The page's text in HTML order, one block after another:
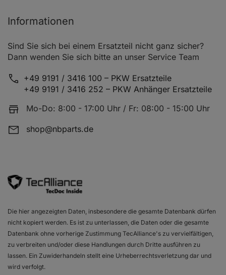
Bezeichnung
MERCEDES-BENZ VIANO (W639)
MERCEDES-BENZ VIANO (W639)
MERCEDES-BENZ VIANO (W639)
CDI
MERCEDES-BENZ VIANO (W639)
CDI
MERCEDES-BENZ VIANO (W639)
MERCEDES-BENZ VIANO (W639)
Informationen
Sind Sie sich bei einem Ersatzteil nicht ganz sicher?
Dann wenden Sie sich bitte an unser Service Team
+49 9191 / 3416 100 – PKW Ersatzteile
+49 9191 / 3416 252 – PKW Anhänger Ersatzteile
Mo-Do: 8:00 - 17:00 Uhr / Fr: 08:00 - 15:00 Uhr
shop@nbparts.de
Die hier angezeigten Daten, insbesondere die gesamte Datenbank dürfen
nicht kopiert werden. Es ist zu unterlassen, die Daten oder die gesamte
Datenbank ohne vorherige Zustimmung TecAlliance's zu vervielfältigen,
zu verbreiten und/oder diese Handlungen durch Dritte ausführen zu
lassen. Ein Zuwiderhandeln stellt eine Urheberrechtsverletzung dar und
wird verfolgt.